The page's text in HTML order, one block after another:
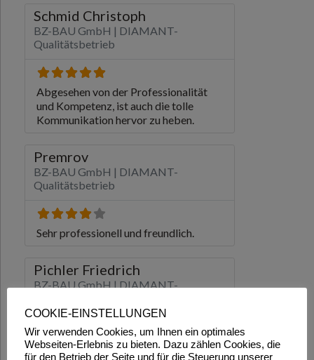
COOKIE-EINSTELLUNGEN
Wir verwenden Cookies, um Ihnen ein optimales
Webseiten-Erlebnis zu bieten. Dazu zählen Cookies, die
für den Betrieb der Seite und für die Steuerung unserer